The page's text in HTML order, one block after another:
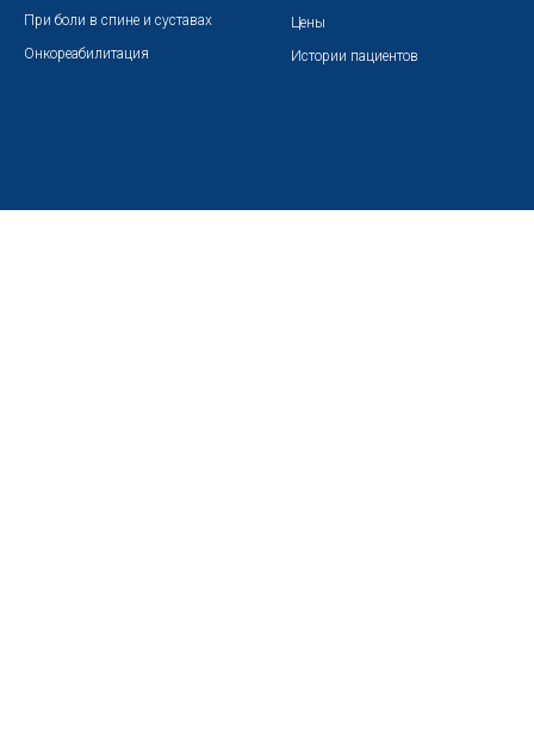
При боли в спине и суставах
Онкореабилитация
Цены
Истории пациентов